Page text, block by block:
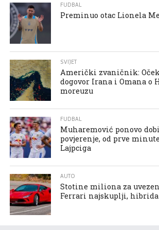
FUDBAL
Preminuo otac Lionela
SVIJET
Američki zvaničnik:
dogovor Irana i Omana o
moreuzu
FUDBAL
Muharemović ponovo
povjerenje, od prve
Lajpciga
AUTO
Stotine miliona za
Ferrari najskuplji, hibrida